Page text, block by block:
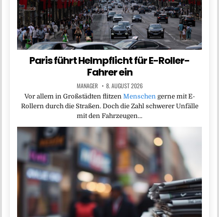
Paris führt Helmpflicht für E-Roller-
Fahrer ein
MANAGER 8. AUGUST 2026
Vor allem in Großstädten flitzen Menschen gerne mit E-
Rollern durch die Straßen. Doch die Zahl schwerer Unfälle
mit den Fahrzeugen…